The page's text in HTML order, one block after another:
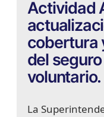
Actividad
cobertura
del
voluntario.
La